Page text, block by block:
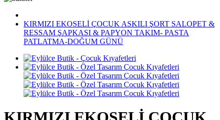
KIRMIZI EKOSELİ ÇOCUK ASKILI ŞORT SALOPET &
RESSAM ŞAPKASI & PAPYON TAKIM- PASTA
PATLATMA-DOĞUM GÜNÜ